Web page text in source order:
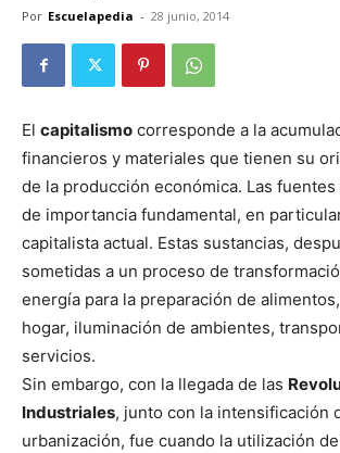
Por Escuelapedia - 28 junio, 2014
El capitalismo corresponde a la
financieros y materiales que tienen su
de la producción económica. Las
de importancia fundamental, en
capitalista actual. Estas sustancias,
sometidas a un proceso de
energía para la preparación de
hogar, iluminación de ambientes,
servicios.
Sin embargo, con la llegada de las
Industriales, junto con la intensificación
urbanización, fue cuando la utilización